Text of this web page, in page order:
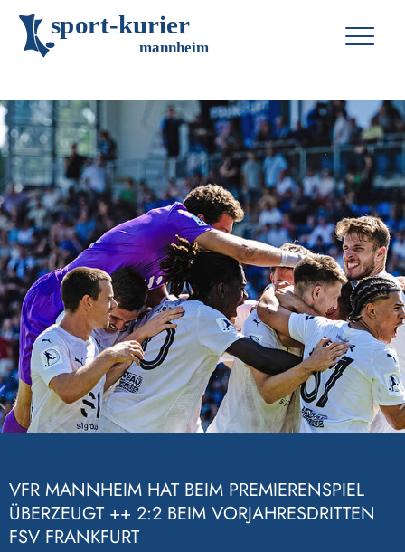
sport-kurier
mannheim
VFR MANNHEIM HAT BEIM PREMIERENSPIEL
ÜBERZEUGT ++ 2:2 BEIM VORJAHRESDRITTEN
FSV FRANKFURT